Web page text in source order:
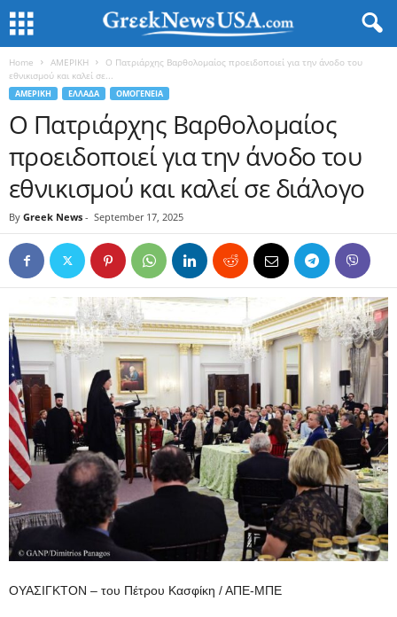
Home ΑΜΕΡΙΚΗ
Ο Πατριάρχης Βαρθολομαίος προειδοποιεί για την άνοδο του
εθνικισμού και καλεί σε...
ΑΜΕΡΙΚΗ ΕΛΛΑΔΑ ΟΜΟΓΕΝΕΙΑ
Ο Πατριάρχης Βαρθολομαίος
προειδοποιεί για την άνοδο του
εθνικισμού και καλεί σε διάλογο
By Greek News - September 17, 2025
ΟΥΑΣΙΓΚΤΟΝ – του Πέτρου Κασφίκη / ΑΠΕ-ΜΠΕ